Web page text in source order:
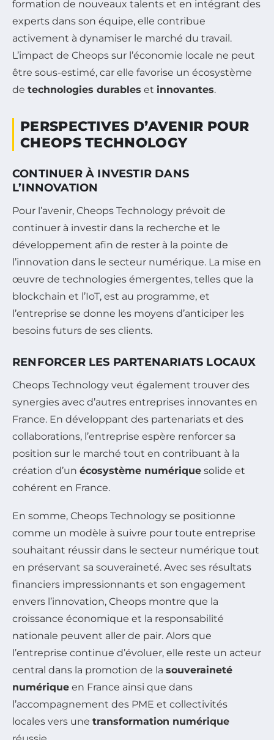
formation de nouveaux talents et en intégrant des
experts dans son équipe, elle contribue
activement à dynamiser le marché du travail.
L’impact de Cheops sur l’économie locale ne peut
être sous-estimé, car elle favorise un écosystème
de technologies durables et innovantes.
PERSPECTIVES D’AVENIR POUR
CHEOPS TECHNOLOGY
CONTINUER À INVESTIR DANS
L’INNOVATION
Pour l’avenir, Cheops Technology prévoit de
continuer à investir dans la recherche et le
développement afin de rester à la pointe de
l’innovation dans le secteur numérique. La mise en
œuvre de technologies émergentes, telles que la
blockchain et l’IoT, est au programme, et
l’entreprise se donne les moyens d’anticiper les
besoins futurs de ses clients.
RENFORCER LES PARTENARIATS LOCAUX
Cheops Technology veut également trouver des
synergies avec d’autres entreprises innovantes en
France. En développant des partenariats et des
collaborations, l’entreprise espère renforcer sa
position sur le marché tout en contribuant à la
création d’un écosystème numérique solide et
cohérent en France.
En somme, Cheops Technology se positionne
comme un modèle à suivre pour toute entreprise
souhaitant réussir dans le secteur numérique tout
en préservant sa souveraineté. Avec ses résultats
financiers impressionnants et son engagement
envers l’innovation, Cheops montre que la
croissance économique et la responsabilité
nationale peuvent aller de pair. Alors que
l’entreprise continue d’évoluer, elle reste un acteur
central dans la promotion de la souveraineté
numérique en France ainsi que dans
l’accompagnement des PME et collectivités
locales vers une transformation numérique